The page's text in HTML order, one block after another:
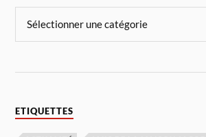
ETIQUETTES